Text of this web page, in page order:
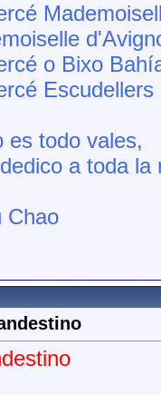
o Bixo
Escudellers
es todo vales,
a toda la
Chao